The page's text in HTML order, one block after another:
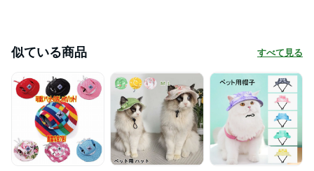
似ている商品 すべて見る